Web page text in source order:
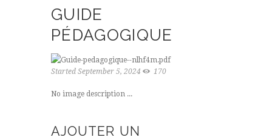
GUIDE
PÉDAGOGIQUE
Started September 5, 2024 170
No image description ...
AJOUTER UN